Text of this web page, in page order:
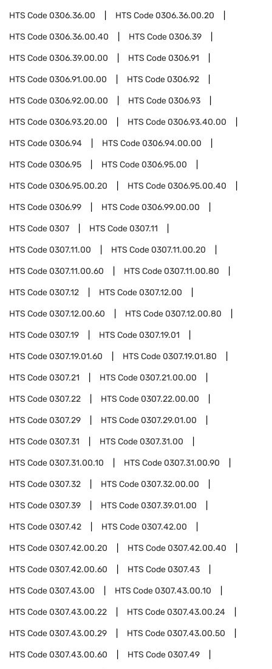
HTS Code0306.36.00 HTS Code0306.36.00.20
HTS Code0306.36.00.40 HTS Code0306.39
HTS Code0306.39.00.00 HTS Code0306.91
HTS Code0306.91.00.00 HTS Code0306.92
HTS Code0306.92.00.00 HTS Code0306.93
HTS Code0306.93.20.00 HTS Code0306.93.40.00
HTS Code0306.94 HTS Code0306.94.00.00
HTS Code0306.95 HTS Code0306.95.00
HTS Code0306.95.00.20 HTS Code0306.95.00.40
HTS Code0306.99 HTS Code0306.99.00.00
HTS Code0307 HTS Code0307.11
HTS Code0307.11.00 HTS Code0307.11.00.20
HTS Code0307.11.00.60 HTS Code0307.11.00.80
HTS Code0307.12 HTS Code0307.12.00
HTS Code0307.12.00.60 HTS Code0307.12.00.80
HTS Code0307.19 HTS Code0307.19.01
HTS Code0307.19.01.60 HTS Code0307.19.01.80
HTS Code0307.21 HTS Code0307.21.00.00
HTS Code0307.22 HTS Code0307.22.00.00
HTS Code0307.29 HTS Code0307.29.01.00
HTS Code0307.31 HTS Code0307.31.00
HTS Code0307.31.00.10 HTS Code0307.31.00.90
HTS Code0307.32 HTS Code0307.32.00.00
HTS Code0307.39 HTS Code0307.39.01.00
HTS Code0307.42 HTS Code0307.42.00
HTS Code0307.42.00.20 HTS Code0307.42.00.40
HTS Code0307.42.00.60 HTS Code0307.43
HTS Code0307.43.00 HTS Code0307.43.00.10
HTS Code0307.43.00.22 HTS Code0307.43.00.24
HTS Code0307.43.00.29 HTS Code0307.43.00.50
HTS Code0307.43.00.60 HTS Code0307.49